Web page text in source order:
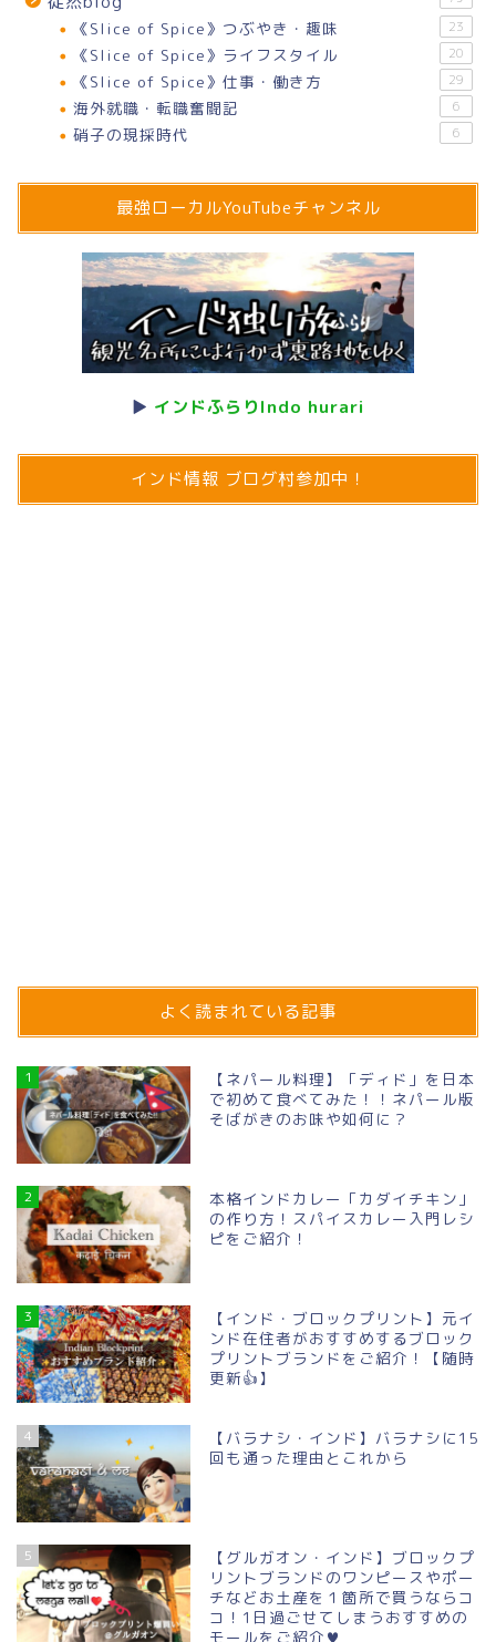
《Slice of Spice》つぶやき・趣味 23
《Slice of Spice》ライフスタイル 20
《Slice of Spice》仕事・働き方 29
海外就職・転職奮闘記 6
硝子の現採時代 6
最強ローカルYouTubeチャンネル
▶ インドふらりIndo hurari
インド情報 ブログ村参加中！
よく読まれている記事
1
【ネパール料理】「ディド」を日本
で初めて食べてみた！！ネパール版
そばがきのお味や如何に？
2
本格インドカレー「カダイチキン」
の作り方！スパイスカレー入門レシ
ピをご紹介！
3
【インド・ブロックプリント】元イ
ンド在住者がおすすめするブロック
プリントブランドをご紹介！【随時
更新👍】
4
【バラナシ・インド】バラナシに15
回も通った理由とこれから
5
【グルガオン・インド】ブロックプ
リントブランドのワンピースやポー
チなどお土産を１箇所で買うならコ
コ！1日過ごせてしまうおすすめの
モールをご紹介♥